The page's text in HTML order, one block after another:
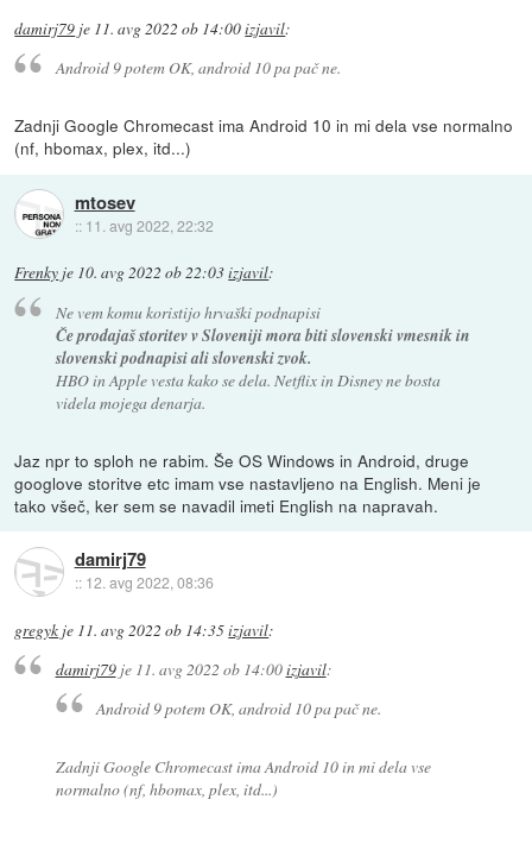
damirj79 je 11. avg 2022 ob 14:00izjavil:
Android 9 potem OK, android 10 pa pač ne.
Zadnji Google Chromecast ima Android 10 in mi dela vse normalno
(nf, hbomax, plex, itd...)
mtosev
:: 11. avg 2022, 22:32
Frenky je 10. avg 2022 ob 22:03izjavil:
Ne vem komu koristijo hrvaški podnapisi
Če prodajaš storitev v Sloveniji mora biti slovenski vmesnik in
slovenski podnapisi ali slovenski zvok.
HBO in Apple vesta kako se dela. Netflix in Disney ne bosta
videla mojega denarja.
Jaz npr to sploh ne rabim. Še OS Windows in Android, druge
googlove storitve etc imam vse nastavljeno na English. Meni je
tako všeč, ker sem se navadil imeti English na napravah.
damirj79
:: 12. avg 2022, 08:36
gregyk je 11. avg 2022 ob 14:35izjavil:
damirj79je 11. avg 2022 ob 14:00izjavil:
Android 9 potem OK, android 10 pa pač ne.
Zadnji Google Chromecast ima Android 10 in mi dela vse
normalno (nf, hbomax, plex, itd...)